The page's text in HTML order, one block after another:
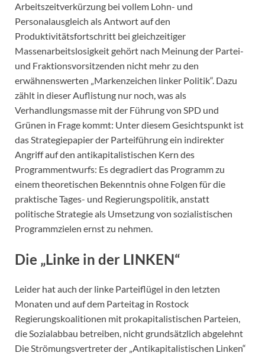
Arbeitszeitverkürzung bei vollem Lohn- und
Personalausgleich als Antwort auf den
Produktivitätsfortschritt bei gleichzeitiger
Massenarbeitslosigkeit gehört nach Meinung der Partei-
und Fraktionsvorsitzenden nicht mehr zu den
erwähnenswerten „Markenzeichen linker Politik“. Dazu
zählt in dieser Auflistung nur noch, was als
Verhandlungsmasse mit der Führung von SPD und
Grünen in Frage kommt: Unter diesem Gesichtspunkt ist
das Strategiepapier der Parteiführung ein indirekter
Angriff auf den antikapitalistischen Kern des
Programmentwurfs: Es degradiert das Programm zu
einem theoretischen Bekenntnis ohne Folgen für die
praktische Tages- und Regierungspolitik, anstatt
politische Strategie als Umsetzung von sozialistischen
Programmzielen ernst zu nehmen.
Die „Linke in der LINKEN“
Leider hat auch der linke Parteiflügel in den letzten
Monaten und auf dem Parteitag in Rostock
Regierungskoalitionen mit prokapitalistischen Parteien,
die Sozialabbau betreiben, nicht grundsätzlich abgelehnt
Die Strömungsvertreter der „Antikapitalistischen Linken“